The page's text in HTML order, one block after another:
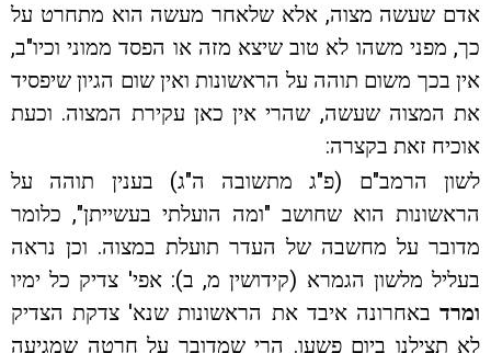
אדם שעשה מצוה, אלא שלאחר מעשה הוא מתחרט על
כך, מפני משהו לא טוב שיצא מזה או הפסד ממוני וכיו"ב,
אין בכך משום תוהה על הראשונות ואין שום הגיון שיפסיד
את המצוה שעשה, שהרי אין כאן עקירת המצוה. וכעת
אוכיח זאת בקצרה:
לשון הרמב"ם (פ"ג מתשובה ה"ג) בענין תוהה על
הראשונות הוא שחושב "ומה הועלתי בעשייתן", כלומר
מדובר על מחשבה של העדר תועלת במצוה. וכן נראה
בעליל מלשון הגמרא (קידושין מ, ב): אפי' צדיק כל ימיו
ומרד באחרונה איבד את הראשונות שנא' צדקת הצדיק
לא תצילנו ביום פשעו. הרי שמדובר על חרטה שמגיעה